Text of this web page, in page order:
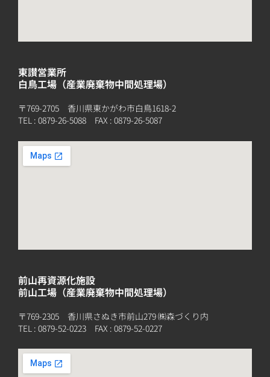
東讃営業所
白鳥工場（産業廃棄物中間処理場）
〒769-2705 香川県東かがわ市白鳥1618-2
TEL : 0879-26-5088 FAX : 0879-26-5087
前山再資源化施設
前山工場（産業廃棄物中間処理場）
〒769-2305 香川県さぬき市前山279 ㈱森づくり内
TEL : 0879-52-0223 FAX : 0879-52-0227